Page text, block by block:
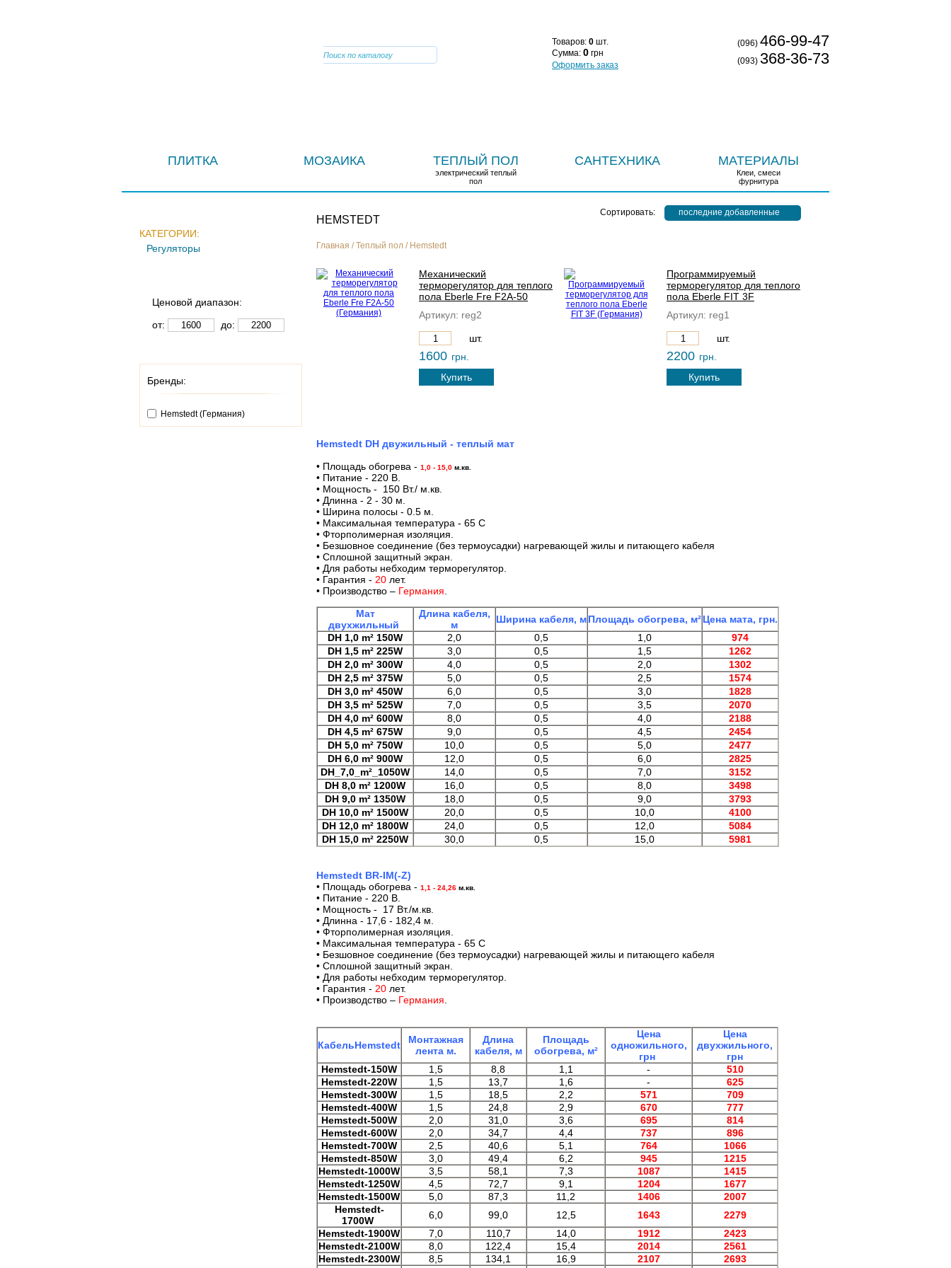
Товаров: 0 шт.
Сумма: 0 грн
Оформить заказ
(096) 466-99-47
(093) 368-36-73
ПЛИТКА МОЗАИКА ТЕПЛЫЙ ПОЛ
электрический теплый
пол
САНТЕХНИКА МАТЕРИАЛЫ
Клеи, смеси
фурнитура
КАТЕГОРИИ:
Регуляторы
Ценовой диапазон:
от:
до:
Бренды:
Hemstedt (Германия)
HEMSTEDT
Главная /Теплый пол / Hemstedt
Сортировать: последние добавленные
Механический
терморегулятор для теплого
пола Eberle Fre F2A-50
Артикул: reg2
шт.
1600 грн.
Купить
Программируемый
терморегулятор для теплого
пола Eberle FIT 3F
Артикул: reg1
шт.
2200 грн.
Купить
Hemstedt DH двужильный - теплый мат
• Площадь обогрева - 1,0 - 15,0 м.кв.
• Питание - 220 В.
• Мощность - 150 Вт./ м.кв.
• Длинна - 2 - 30 м.
• Ширина полосы - 0.5 м.
• Максимальная температура - 65 С
• Фторполимерная изоляция.
• Безшовное соединение (без термоусадки) нагревающей жилы и питающего кабеля
• Сплошной защитный экран.
• Для работы небходим терморегулятор.
• Гарантия - 20 лет.
• Производство – Германия
Мат
двухжильный
Длина кабеля,
м
Ширина кабеля, мПлощадь обогрева, м²Цена мата, грн.
DH 1,0 m² 150W
2,0 0,5 1,0
974
DH 1,5 m² 225W
3,0 0,5 1,5
1262
DH 2,0 m² 300W
4,0 0,5 2,0
1302
DH 2,5 m² 375W
5,0 0,5 2,5
1574
DH 3,0 m² 450W
6,0 0,5 3,0
1828
DH 3,5 m² 525W
7,0 0,5 3,5
2070
DH 4,0 m² 600W
8,0 0,5 4,0
2188
DH 4,5 m² 675W
9,0 0,5 4,5
2454
DH 5,0 m² 750W
10,0 0,5 5,0
2477
DH 6,0 m² 900W
12,0 0,5 6,0
2825
DH_7,0_m²_1050W
14,0 0,5 7,0
3152
DH 8,0 m² 1200W
16,0 0,5 8,0
3498
DH 9,0 m² 1350W
18,0 0,5 9,0
3793
DH 10,0 m² 1500W
20,0 0,5 10,0
4100
DH 12,0 m² 1800W
24,0 0,5 12,0
5084
DH 15,0 m² 2250W
30,0 0,5 15,0 5981
Hemstedt BR-IM(-Z)
• Площадь обогрева - 1,1 - 24,26 м.кв.
• Питание - 220 В.
• Мощность - 17 Вт./м.кв.
• Длинна - 17,6 - 182,4 м.
• Фторполимерная изоляция.
• Максимальная температура - 65 С
• Безшовное соединение (без термоусадки) нагревающей жилы и питающего кабеля
• Сплошной защитный экран.
• Для работы небходим терморегулятор.
• Гарантия - 20 лет.
• Производство – Германия
КабельHemstedt
Монтажная
лента м.
Длина
кабеля, м
Площадь
обогрева, м²
Цена
одножильного,
грн
Цена
двухжильного,
грн
Hemstedt-150W
1,5 8,8 1,1 -
510
Hemstedt-220W
1,5 13,7 1,6 -
625
Hemstedt-300W
1,5 18,5 2,2 571
709
Hemstedt-400W
1,5 24,8 2,9 670
777
Hemstedt-500W
2,0 31,0 3,6 695
814
Hemstedt-600W
2,0 34,7 4,4 737
896
Hemstedt-700W
2,5 40,6 5,1 764
1066
Hemstedt-850W
3,0 49,4 6,2 945
1215
Hemstedt-1000W
3,5 58,1 7,3 1087
1415
Hemstedt-1250W
4,5 72,7 9,1 1204
1677
Hemstedt-1500W
5,0 87,3 11,2 1406
2007
Hemstedt-
1700W
6,0 99,0 12,5 1643
2279
Hemstedt-1900W
7,0 110,7 14,0 1912
2423
Hemstedt-2100W
8,0 122,4 15,4 2014
2561
Hemstedt-2300W
8,5 134,1 16,9 2107
2693